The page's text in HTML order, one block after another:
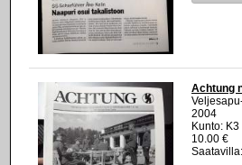
Achtung
2004
Kunto:
10.00 €